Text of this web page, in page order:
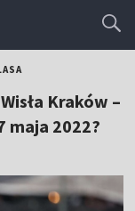
Kraków –
maja 2022?